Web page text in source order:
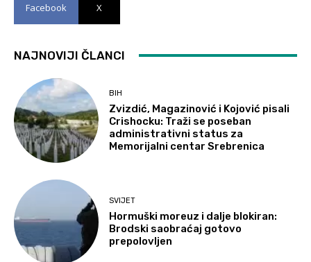
Facebook X
NAJNOVIJI ČLANCI
BIH
Zvizdić, Magazinović i Kojović pisali
Crishocku: Traži se poseban
administrativni status za
Memorijalni centar Srebrenica
SVIJET
Hormuški moreuz i dalje blokiran:
Brodski saobraćaj gotovo
prepolovljen